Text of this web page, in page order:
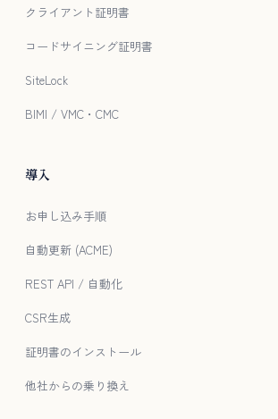
クライアント証明書
コードサイニング証明書
SiteLock
BIMI / VMC・CMC
導入
お申し込み手順
自動更新 (ACME)
REST API / 自動化
CSR生成
証明書のインストール
他社からの乗り換え